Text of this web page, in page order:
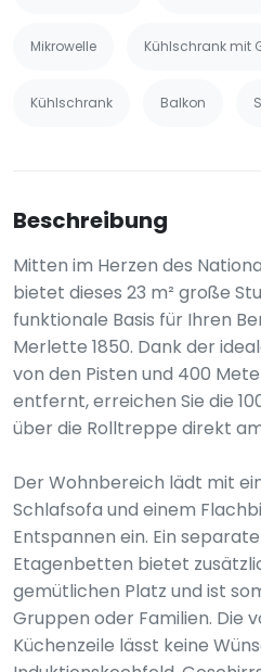
Mikrowelle Kühlschrank mit
Kühlschrank Balkon
Beschreibung
Mitten im Herzen des
bietet dieses 23 m² große
funktionale Basis für Ihren
Merlette 1850. Dank der
von den Pisten und 400
entfernt, erreichen Sie die
über die Rolltreppe direkt
Der Wohnbereich lädt mit
Schlafsofa und einem
Entspannen ein. Ein
Etagenbetten bietet
gemütlichen Platz und ist
Gruppen oder Familien. Die
Küchenzeile lässt keine